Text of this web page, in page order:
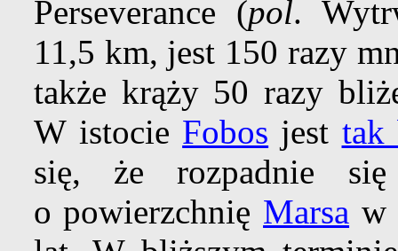
Perseverance (pol.
11,5 km, jest 150 razy
także krąży 50 razy
W istocie Fobos jest tak
się, że rozpadnie
o powierzchnię Marsa w